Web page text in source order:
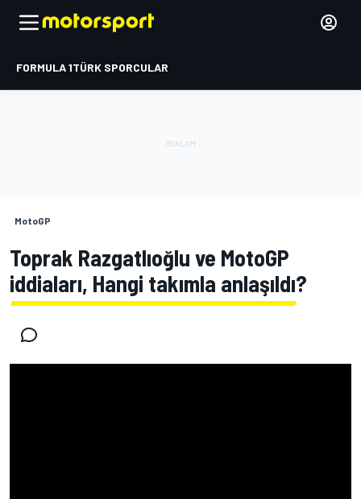
FORMULA 1TÜRK SPORCULAR
MotoGP
Toprak Razgatlıoğlu ve MotoGP
iddiaları, Hangi takımla anlaşıldı?